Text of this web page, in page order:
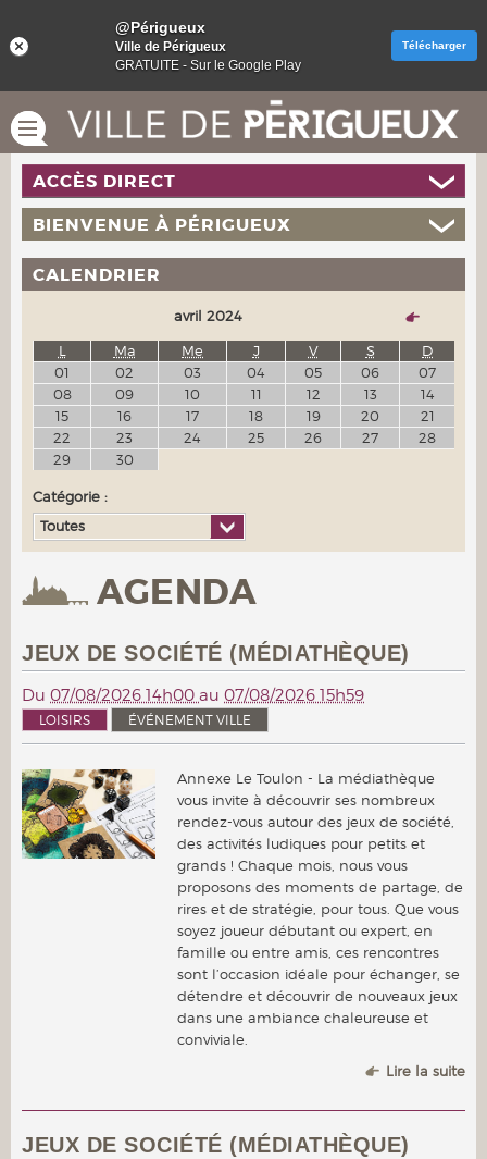
AGENDA
JEUX DE SOCIÉTÉ (MÉDIATHÈQUE)
Du 07/08/2026 14h00 au 07/08/2026 15h59
LOISIRS ÉVÉNEMENT VILLE
Annexe Le Toulon - La médiathèque
vous invite à découvrir ses nombreux
rendez-vous autour des jeux de société,
des activités ludiques pour petits et
grands ! Chaque mois, nous vous
proposons des moments de partage, de
rires et de stratégie, pour tous. Que vous
soyez joueur débutant ou expert, en
famille ou entre amis, ces rencontres
sont l’occasion idéale pour échanger, se
détendre et découvrir de nouveaux jeux
dans une ambiance chaleureuse et
conviviale.
Lire la suite
JEUX DE SOCIÉTÉ (MÉDIATHÈQUE)
ACCÈS DIRECT
BIENVENUE À PÉRIGUEUX
CALENDRIER
avril 2024
L
Ma Me J V S
D
01
02 03 04 05 06
07
08
09 10 11 12 13
14
15
16 17 18 19 20
21
22
23 24 25 26 27
28
29
30
Catégorie :
Toutes
@Périgueux
Ville de Périgueux
GRATUITE - Sur le Google Play
Télécharger